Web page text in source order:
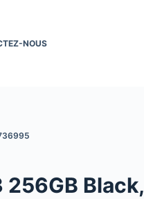
NOUS
256GB Black,